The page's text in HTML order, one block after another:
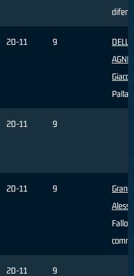
20-11 9
DELL'
Palla
20-11 9
20-11 9
Fallo
20-11 9